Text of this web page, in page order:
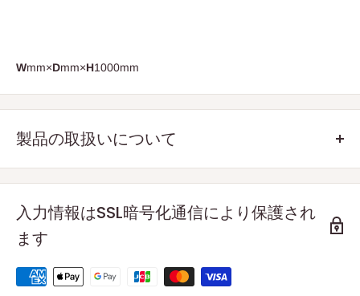
Wmm×Dmm×H1000mm
製品の取扱いについて
明書」をお読み頂き、正しく使用してください。
また、取扱説明書は大切に保管してください。
■
製品に貼ってある取扱い注意シールは剥がさないでくださ
い。
入力情報はSSL暗号化通信により保護され
ます